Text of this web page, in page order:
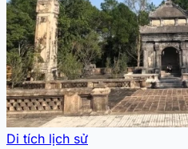
Di tích lịch sử